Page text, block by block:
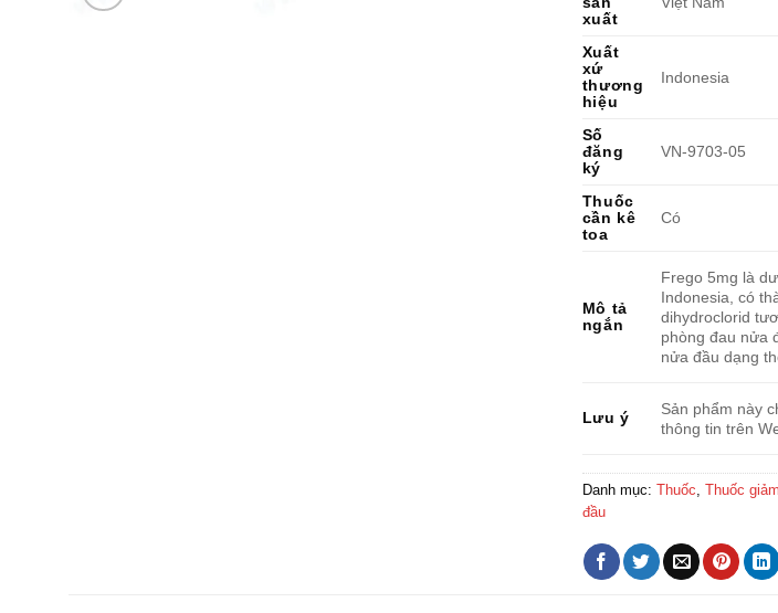
xuất
Xuất
xứ
thương
hiệu
Indonesia
Số
đăng
ký
VN-9703-05
Thuốc
cần kê
toa
Có
Mô tả
ngắn
Frego 5mg là
Indonesia, có
dihydroclorid
phòng đau nửa
nửa đầu dạng
Lưu ý
Sản phẩm này
thông tin trên
Danh mục: Thuốc, Thuốc
đầu